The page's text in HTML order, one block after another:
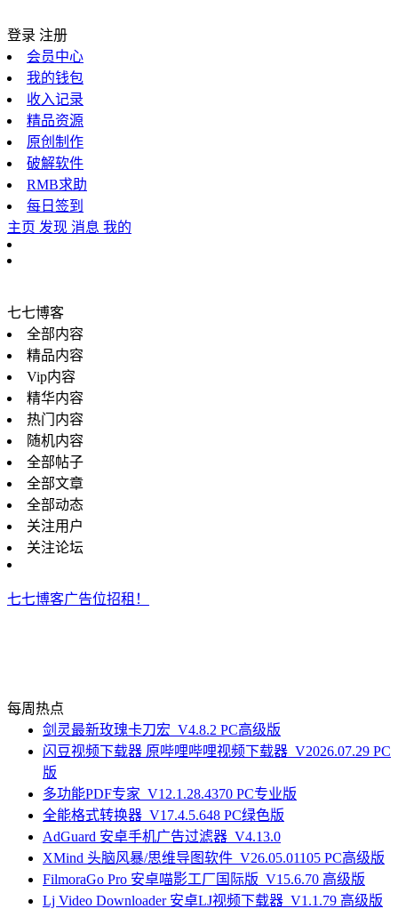
登录 注册
会员中心
我的钱包
收入记录
精品资源
原创制作
破解软件
RMB求助
每日签到
主页 发现 消息 我的
七七博客
全部内容
精品内容
Vip内容
精华内容
热门内容
随机内容
全部帖子
全部文章
全部动态
关注用户
关注论坛
七七博客广告位招租！
每周热点
剑灵最新玫瑰卡刀宏_V4.8.2 PC高级版
闪豆视频下载器 原哔哩哔哩视频下载器_V2026.07.29 PC
版
多功能PDF专家_V12.1.28.4370 PC专业版
全能格式转换器_V17.4.5.648 PC绿色版
AdGuard 安卓手机广告过滤器_V4.13.0
XMind 头脑风暴/思维导图软件_V26.05.01105 PC高级版
FilmoraGo Pro 安卓喵影工厂国际版_V15.6.70 高级版
Lj Video Downloader 安卓LJ视频下载器_V1.1.79 高级版